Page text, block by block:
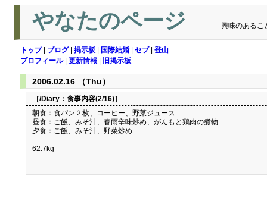
やなたのページ 興味のあるこ
トップ| ブログ| 掲示板 国際結婚 セブ| 登山
プロフィール| 更新情報 旧掲示板
2006.02.16 （Thu）
［/Diary： 食事内容(2/16)］
朝食：食パン２枚、コーヒー、野菜ジュース
昼食：ご飯、みそ汁、春雨辛味炒め、がんもと鶏肉の煮物
夕食：ご飯、みそ汁、野菜炒め
62.7kg